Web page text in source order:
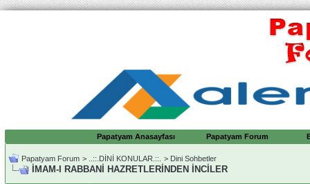
Papatyam Anasayfası Papatyam Forum
Papatyam Forum > ..::.DİNİ KONULAR.::. > Dini Sohbetler
İMAM-I RABBANİ HAZRETLERİNDEN İNCİLER